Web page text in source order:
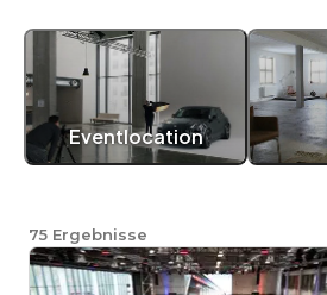
Eventlocation
75 Ergebnisse